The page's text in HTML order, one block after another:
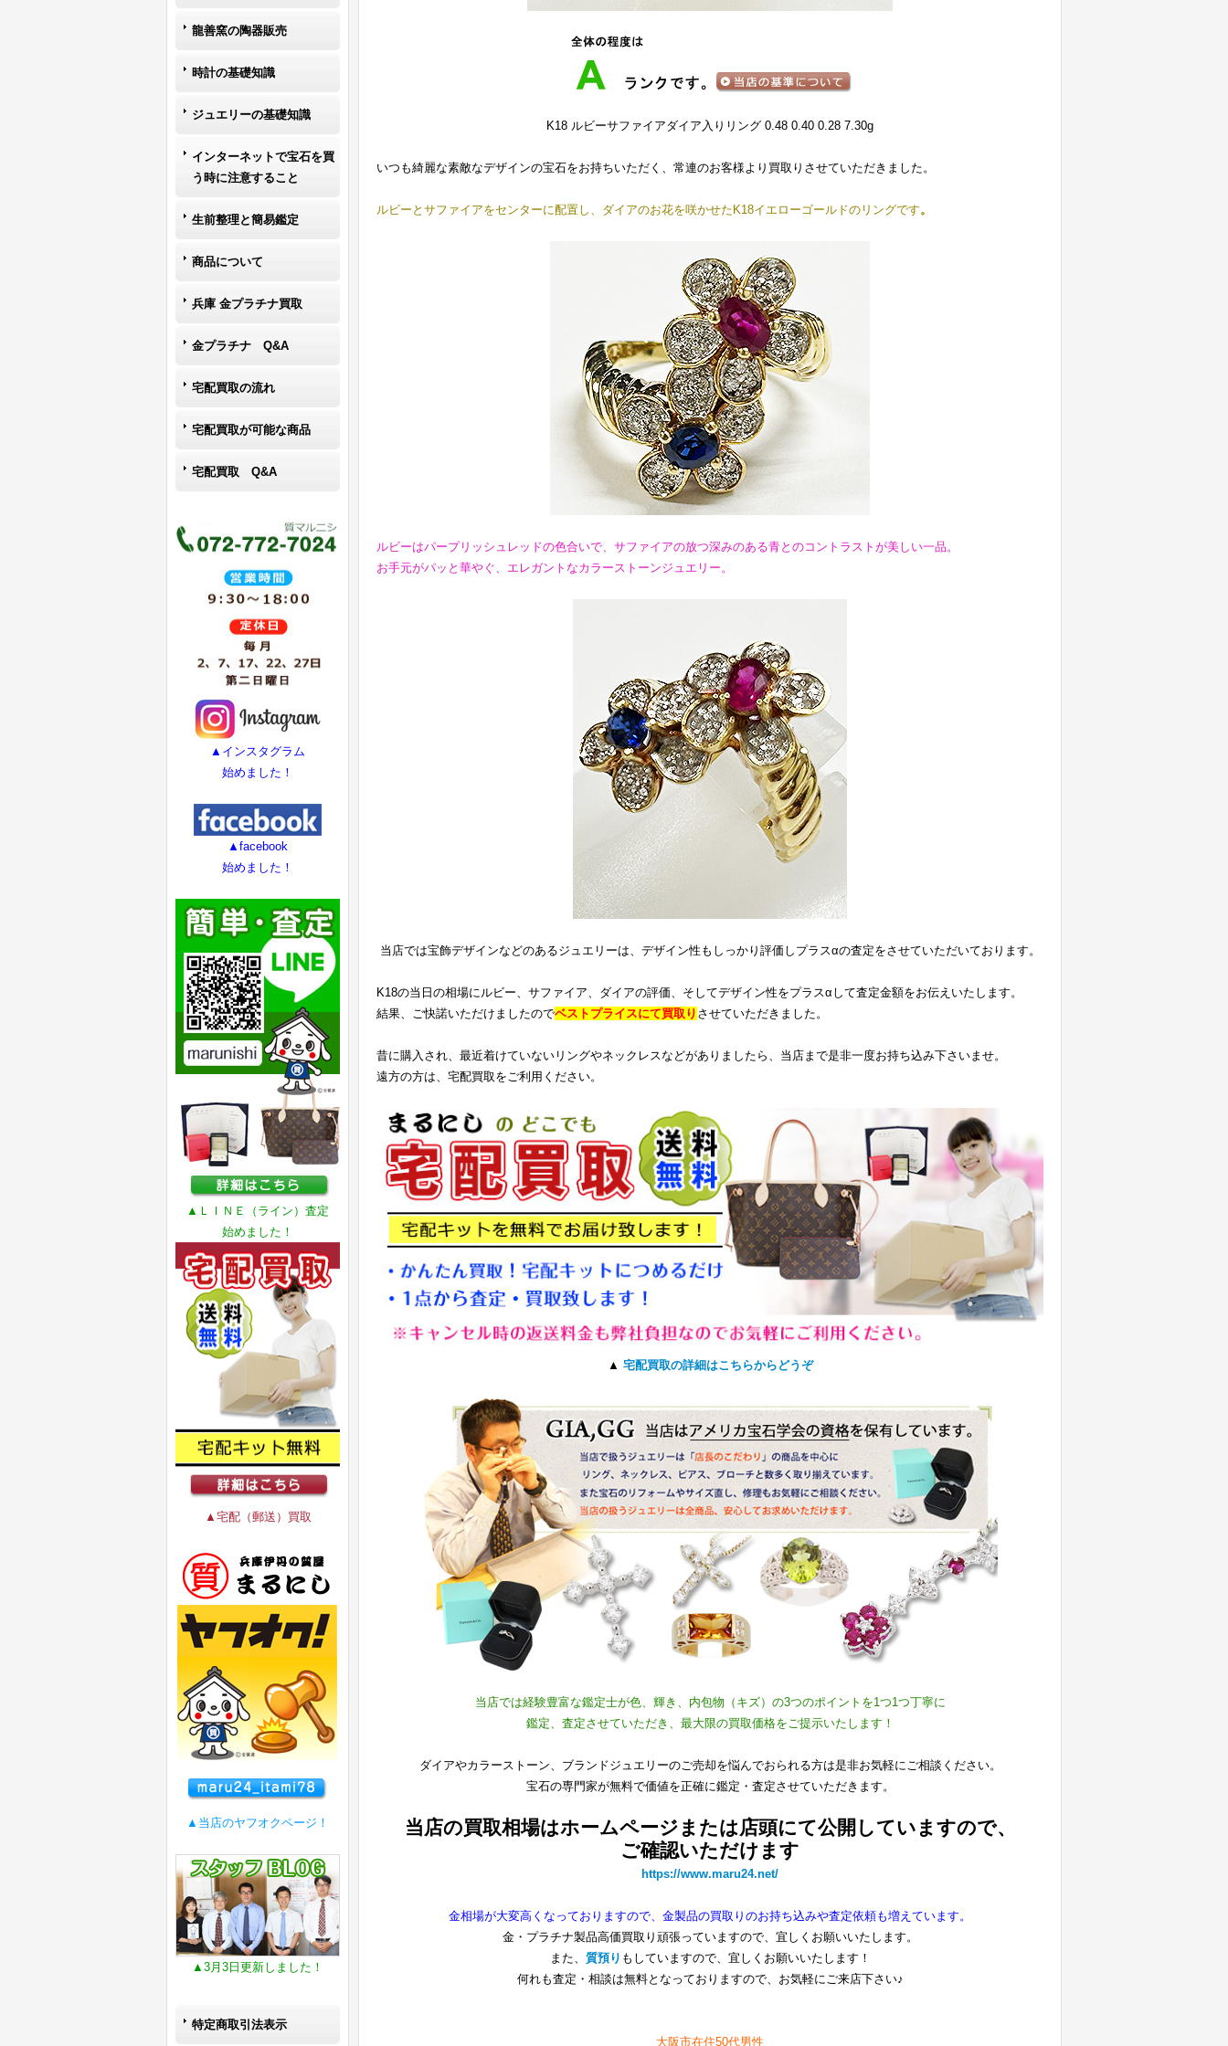
龍善窯の陶器販売
時計の基礎知識
ジュエリーの基礎知識
インターネットで宝石を買
う時に注意すること
生前整理と簡易鑑定
商品について
兵庫 金プラチナ買取
金プラチナ Q&A
宅配買取の流れ
宅配買取が可能な商品
宅配買取 Q&A
▲インスタグラム
始めました！
▲facebook
始めました！
▲ＬＩＮＥ（ライン）査定
始めました！
▲宅配（郵送）買取
▲当店のヤフオクページ！
▲3月3日更新しました！
特定商取引法表示
K18 ルビーサファイアダイア入りリング 0.48 0.40 0.28 7.30g
いつも綺麗な素敵なデザインの宝石をお持ちいただく、常連のお客様より買取りさせていただきました。
ルビーとサファイアをセンターに配置し、ダイアのお花を咲かせたK18イエローゴールドのリングです。
ルビーはパープリッシュレッドの色合いで、サファイアの放つ深みのある青とのコントラストが美しい一品。
お手元がパッと華やぐ、エレガントなカラーストーンジュエリー。
当店では宝飾デザインなどのあるジュエリーは、デザイン性もしっかり評価しプラスαの査定をさせていただいております。
K18の当日の相場にルビー、サファイア、ダイアの評価、そしてデザイン性をプラスαして査定金額をお伝えいたします。
結果、ご快諾いただけましたのでベストプライスにて買取り させていただきました。
昔に購入され、最近着けていないリングやネックレスなどがありましたら、当店まで是非一度お持ち込み下さいませ。
遠方の方は、宅配買取をご利用ください。
▲ 宅配買取の詳細はこちらからどうぞ
当店では経験豊富な鑑定士が色、輝き、内包物（キズ）の3つのポイントを1つ1つ丁寧に
鑑定、査定させていただき、最大限の買取価格をご提示いたします！
ダイアやカラーストーン、ブランドジュエリーのご売却を悩んでおられる方は是非お気軽にご相談ください。
宝石の専門家が無料で価値を正確に鑑定・査定させていただきます。
当店の買取相場はホームページまたは店頭にて公開していますので、
ご確認いただけます
https://www.maru24.net/
金相場が大変高くなっておりますので、金製品の買取りのお持ち込みや査定依頼も増えています。
金・プラチナ製品高価買取り頑張っていますので、宜しくお願いいたします。
また、 質預り もしていますので、宜しくお願いいたします！
何れも査定・相談は無料となっておりますので、お気軽にご来店下さい♪
大阪市在住50代男性